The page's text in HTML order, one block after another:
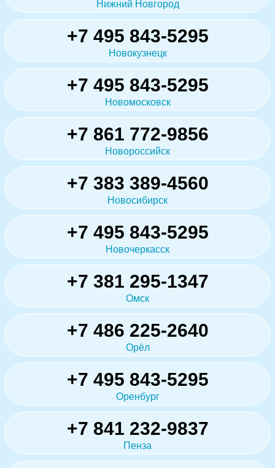
Нижний Новгород
+7 495 843-5295
Новокузнецк
+7 495 843-5295
Новомосковск
+7 861 772-9856
Новороссийск
+7 383 389-4560
Новосибирск
+7 495 843-5295
Новочеркасск
+7 381 295-1347
Омск
+7 486 225-2640
Орёл
+7 495 843-5295
Оренбург
+7 841 232-9837
Пенза